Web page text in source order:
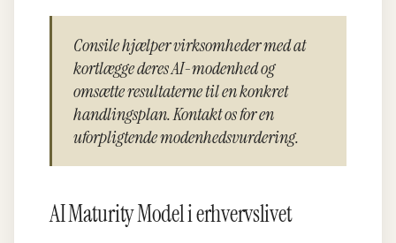
Consile hjælper virksomheder med at
kortlægge deres AI-modenhed og
omsætte resultaterne til en konkret
handlingsplan. Kontakt os for en
uforpligtende modenhedsvurdering.
AI Maturity Model i erhvervslivet